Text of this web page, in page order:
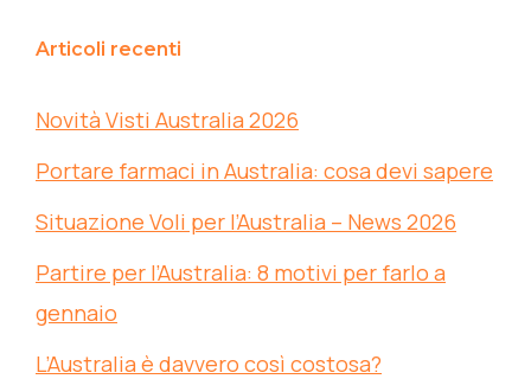
Articoli recenti
Novità Visti Australia 2026
Portare farmaci in Australia: cosa devi sapere
Situazione Voli per l’Australia – News 2026
Partire per l’Australia: 8 motivi per farlo a
gennaio
L’Australia è davvero così costosa?